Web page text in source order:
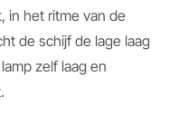
in het ritme van de
de schijf de lage laag
zelf laag en